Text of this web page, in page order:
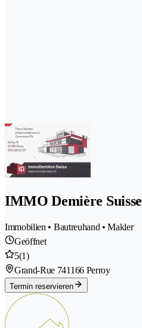
IMMO Demière Suisse
Immobilien • Bautreuhand • Makler
Geöffnet
5(1)
Grand-Rue 741166 Perroy
Termin reservieren